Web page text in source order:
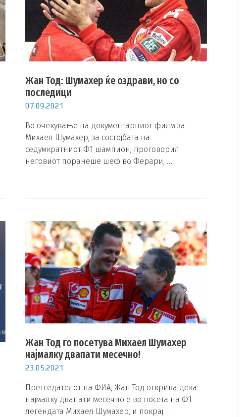
Жан Тод: Шумахер ќе оздрави, но со
последици
07.09.2021
Во очекување на документарниот филм за
Михаел Шумахер, за состојбата на
седумкратниот Ф1 шампион, проговорил
неговиот поранеше шеф во Ферари, …
Жан Тод го посетува Михаел Шумахер
најмалку двапати месечно!
23.05.2021
Претседателот на ФИА, Жан Тод открива дека
најмалку двапати месечно е во посета на Ф1
легендата Михаел Шумахер, и покрај …